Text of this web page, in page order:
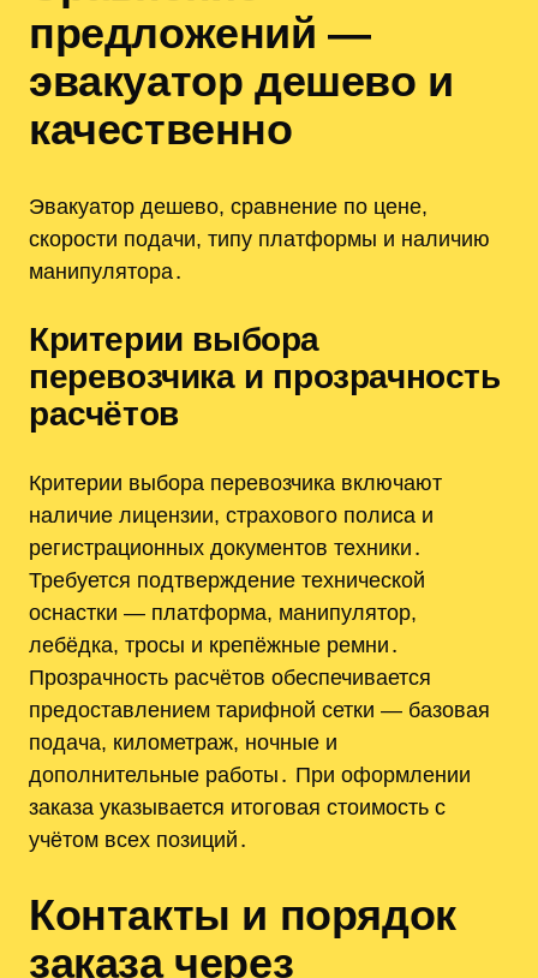
предложений —
эвакуатор дешево и
качественно
Эвакуатор дешево, сравнение по цене,
скорости подачи, типу платформы и наличию
манипулятора․
Критерии выбора
перевозчика и прозрачность
расчётов
Критерии выбора перевозчика включают
наличие лицензии, страхового полиса и
регистрационных документов техники․
Требуется подтверждение технической
оснастки — платформа, манипулятор,
лебёдка, тросы и крепёжные ремни․
Прозрачность расчётов обеспечивается
предоставлением тарифной сетки — базовая
подача, километраж, ночные и
дополнительные работы․ При оформлении
заказа указывается итоговая стоимость с
учётом всех позиций․
Контакты и порядок
заказа через